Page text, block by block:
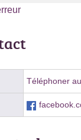
Téléphoner